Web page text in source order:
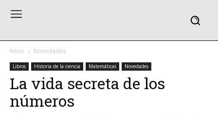
Inicio Novedades
Libros Historia de la ciencia Matemáticas Novedades
La vida secreta de los
números